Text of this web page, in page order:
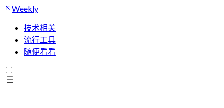
Weekly
技术相关
流行工具
随便看看